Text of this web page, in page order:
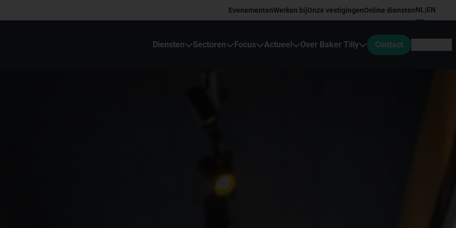
EvenementenWerken bijOnze vestigingenOnline dienstenNL|EN
Diensten Sectoren Focus Actueel Over Baker Tilly Contact